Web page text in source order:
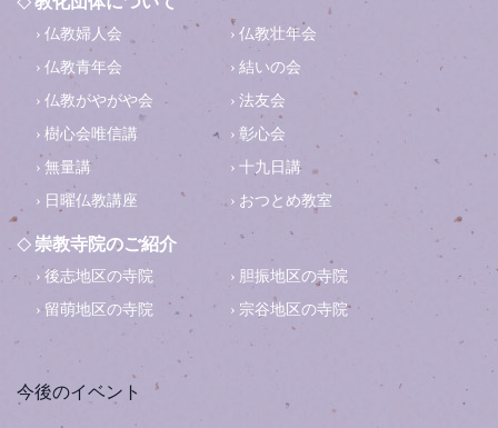
仏教婦人会
仏教壮年会
仏教青年会
結いの会
仏教がやがや会
法友会
樹心会唯信講
彰心会
無量講
十九日講
日曜仏教講座
おつとめ教室
崇教寺院のご紹介
後志地区の寺院
胆振地区の寺院
留萌地区の寺院
宗谷地区の寺院
今後のイベント